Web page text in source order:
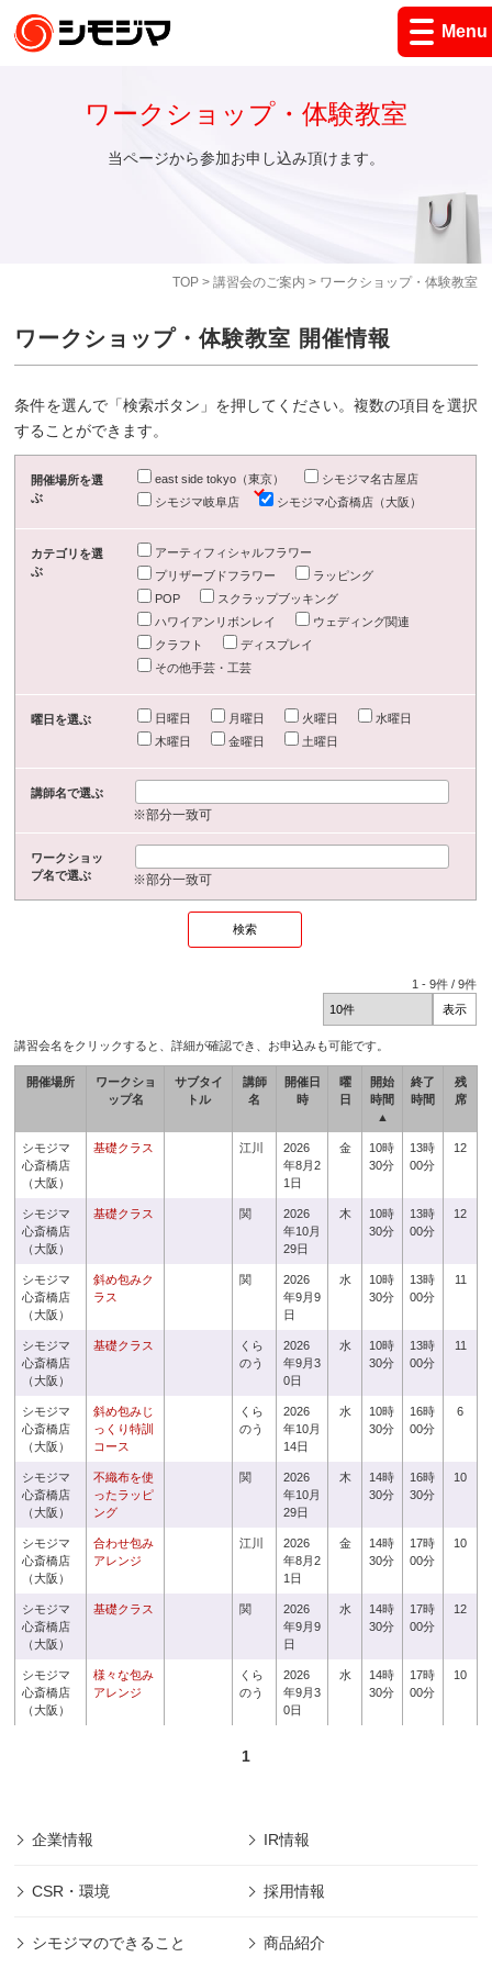
Menu
TOP> 講習会のご案内 > ワークショップ・体験教室
ワークショップ・体験教室
当ページから参加お申し込み頂けます。
ワークショップ・体験教室 開催情報
条件を選んで「検索ボタン」を押してください。複数の項目を選択
することができます。
開催場所を選
ぶ
east side tokyo（東京）
シモジマ名古屋店
シモジマ岐阜店
シモジマ心斎橋店（大阪）
カテゴリを選
ぶ
アーティフィシャルフラワー
プリザーブドフラワー
ラッピング
POP
スクラップブッキング
ハワイアンリボンレイ
ウェディング関連
クラフト
ディスプレイ
その他手芸・工芸
曜日を選ぶ 日曜日 月曜日 火曜日
水曜日
木曜日
金曜日 土曜日
講師名で選ぶ
※部分一致可
ワークショッ
プ名で選ぶ
※部分一致可
1 -9件 /9件
講習会名をクリックすると、詳細が確認でき、お申込みも可能です。
開催場所
ワークショ
ップ名
サブタイ
トル
講師
名
開催日
時
曜
日
開始
時間
▲
終了
時間
残
席
シモジマ
心斎橋店
（大阪）
基礎クラス 江川
2026
年8月2
1日
金
10時
30分
13時
00分
12
シモジマ
心斎橋店
（大阪）
基礎クラス 関
2026
年10月
29日
木
10時
30分
13時
00分
12
シモジマ
心斎橋店
（大阪）
斜め包みク
ラス
関
2026
年9月9
日
水
10時
30分
13時
00分
11
シモジマ
心斎橋店
（大阪）
基礎クラス
くら
のう
2026
年9月3
0日
水
10時
30分
13時
00分
11
シモジマ
心斎橋店
（大阪）
斜め包みじ
っくり特訓
コース
くら
のう
2026
年10月
14日
水
10時
30分
16時
00分
6
シモジマ
心斎橋店
（大阪）
不織布を使
ったラッピ
ング
関
2026
年10月
29日
木
14時
30分
16時
30分
10
シモジマ
心斎橋店
（大阪）
合わせ包み
アレンジ
江川
2026
年8月2
1日
金
14時
30分
17時
00分
10
シモジマ
心斎橋店
（大阪）
基礎クラス 関
2026
年9月9
日
水
14時
30分
17時
00分
12
シモジマ
心斎橋店
（大阪）
様々な包み
アレンジ
くら
のう
2026
年9月3
0日
水
14時
30分
17時
00分
10
1
企業情報 IR情報
CSR・環境 採用情報
シモジマのできること 商品紹介